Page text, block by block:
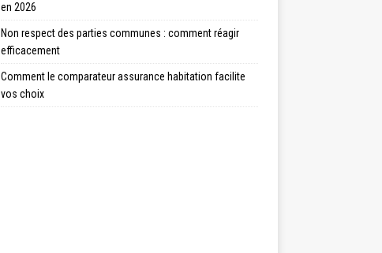
en 2026
Non respect des parties communes : comment réagir
efficacement
Comment le comparateur assurance habitation facilite
vos choix